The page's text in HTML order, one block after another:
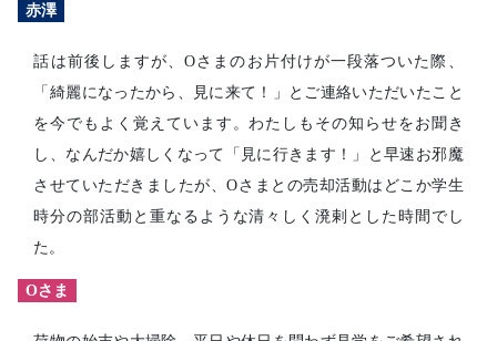
赤澤
話は前後しますが、Oさまのお片付けが一段落ついた際、
「綺麗になったから、見に来て！」とご連絡いただいたこと
を今でもよく覚えています。わたしもその知らせをお聞き
し、なんだか嬉しくなって「見に行きます！」と早速お邪魔
させていただきましたが、Oさまとの売却活動はどこか学生
時分の部活動と重なるような清々しく溌剌とした時間でし
た。
Oさま